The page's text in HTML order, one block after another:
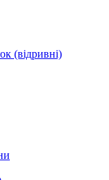
(відривні)